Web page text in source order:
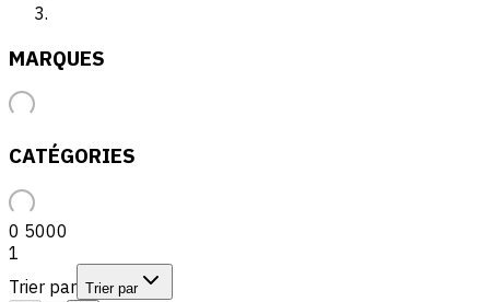
MARQUES
CATÉGORIES
0 5000
1
Trier par Trier par